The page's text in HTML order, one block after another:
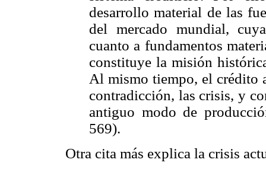
desarrollo material de las
del mercado mundial,
cuanto a fundamentos
constituye la misión
Al mismo tiempo, el crédito
contradicción, las crisis, y
antiguo modo de
569).
Otra cita más explica la crisis